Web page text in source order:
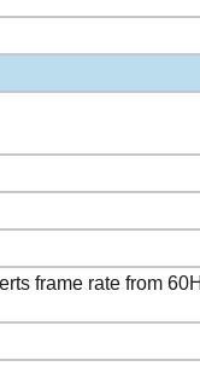
frame rate from